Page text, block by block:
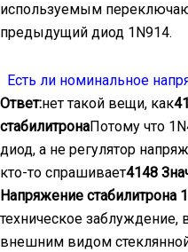
используемым
предыдущий диод 1N914.
Есть ли номинальное
Ответ:нет такой вещи, как
стабилитронаПотому что
диод, а не регулятор
кто-то спрашивает4148
Напряжение стабилитрона
техническое
внешним видом